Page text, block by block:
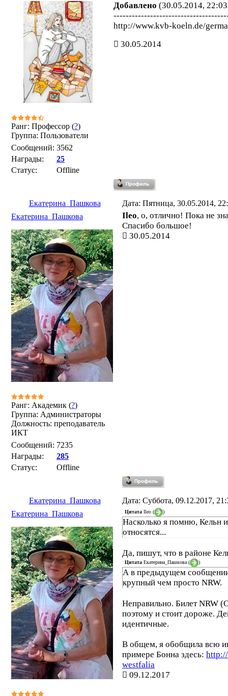
Ранг: Профессор (?)
Группа: Пользователи
Сообщений: 3562
Награды:
25
Статус:
Offline
Добавлено (30.05.2014,
http://www.kvb-koeln.de/
30.05.2014
Екатерина_Пашкова
Дата: Пятница, 30.05.2014,
Екатерина_Пашкова
Ранг: Академик (?)
Группа: Администраторы
Должность: преподаватель
ИКТ
Сообщений: 7235
Награды:
285
Статус:
Offline
Ileo, о, отлично! Пока не
Спасибо большое!
30.05.2014
Екатерина_Пашкова
Дата: Суббота, 09.12.2017,
Екатерина_Пашкова
Цитата Ileo ( )
Насколько я помню, Кельн
относятся...
Да, пишут, что в районе
Цитата Екатерина_Пашкова ( )
А в предыдущем сообщении
крупный чем просто NRW.
Неправильно. Билет NRW
поэтому и стоит дороже.
идентичные.
В общем, я обобщила всю
примере Бонна здесь:
westfalia
09.12.2017